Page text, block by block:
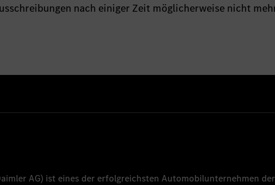
nach einiger Zeit möglicherweise nicht
AG) ist eines der erfolgreichsten Automobilunternehmen